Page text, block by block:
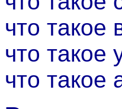
что такое
что такое
что такое